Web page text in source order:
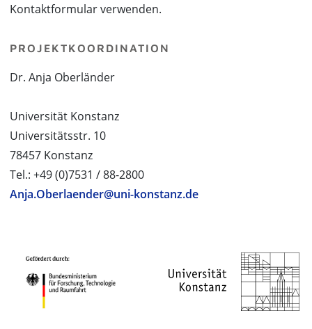
Kontaktformular verwenden.
PROJEKTKOORDINATION
Dr. Anja Oberländer
Universität Konstanz
Universitätsstr. 10
78457 Konstanz
Tel.: +49 (0)7531 / 88-2800
Anja.Oberlaender@uni-konstanz.de